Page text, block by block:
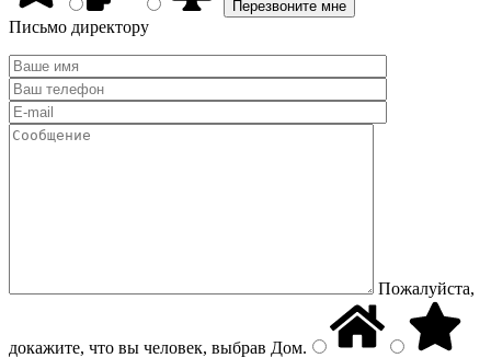
Письмо директору
Пожалуйста,
докажите, что вы человек, выбрав Дом.